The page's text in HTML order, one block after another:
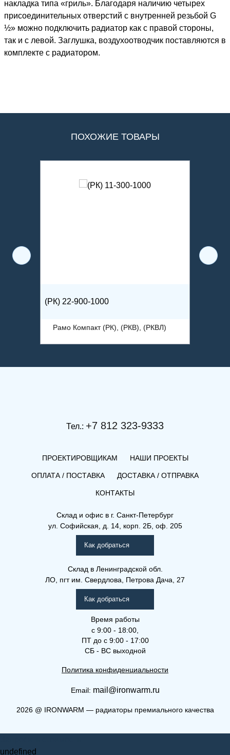
накладка типа «гриль». Благодаря наличию четырех
присоединительных отверстий с внутренней резьбой G
½» можно подключить радиатор как с правой стороны,
так и с левой. Заглушка, воздухоотводчик поставляются в
комплекте с радиатором.
ПОХОЖИЕ ТОВАРЫ
(РК) 22-900-1000
Рамо Компакт (РК), (РКВ), (РКВЛ)
Тел.: +7 812 323-9333
ПРОЕКТИРОВЩИКАМ НАШИ ПРОЕКТЫ
ОПЛАТА / ПОСТАВКА ДОСТАВКА / ОТПРАВКА
КОНТАКТЫ
Склад и офис в г. Санкт-Петербург
ул. Софийская, д. 14, корп. 2Б, оф. 205
Как добраться
Склад в Ленинградской обл.
ЛО, пгт им. Свердлова, Петрова Дача, 27
Как добраться
Время работы
с 9:00 - 18:00,
ПТ до с 9:00 - 17:00
СБ - ВС выходной
Политика конфиденциальности
Email: mail@ironwarm.ru
2026@ IRONWARM — радиаторы премиального качества
undefined